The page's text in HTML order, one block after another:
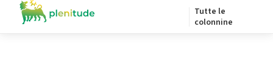
Tutte le
colonnine